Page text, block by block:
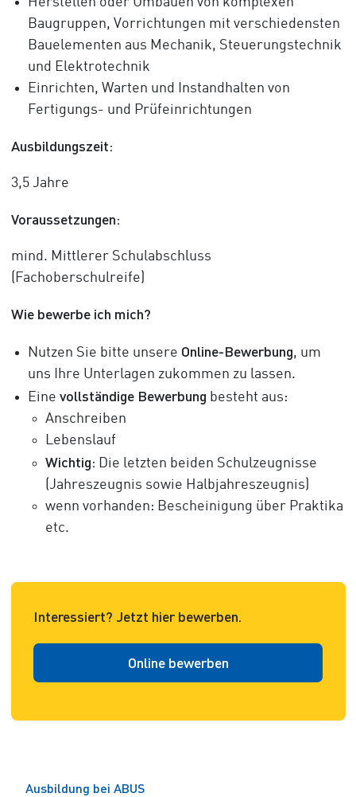
Ausbildung bei ABUS
Baugruppen, Vorrichtungen mit verschiedensten
Bauelementen aus Mechanik, Steuerungstechnik
und Elektrotechnik
Einrichten, Warten und Instandhalten von
Fertigungs- und Prüfeinrichtungen
Ausbildungszeit:
3,5 Jahre
Voraussetzungen:
mind. Mittlerer Schulabschluss
(Fachoberschulreife)
Wie bewerbe ich mich?
Nutzen Sie bitte unsere Online-Bewerbung, um
uns Ihre Unterlagen zukommen zu lassen.
Einevollständige Bewerbung besteht aus:
Anschreiben
Lebenslauf
Wichtig: Die letzten beiden Schulzeugnisse
(Jahreszeugnis sowie Halbjahreszeugnis)
wenn vorhanden: Bescheinigung über Praktika
etc.
Interessiert? Jetzt hier bewerben.
Online bewerben